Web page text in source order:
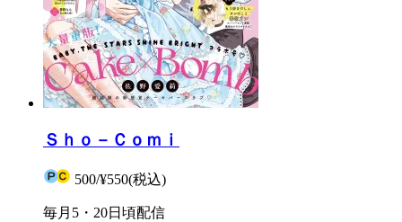
Ｓｈｏ－Ｃｏｍｉ
500/¥550(税込)
毎月5・20日頃配信